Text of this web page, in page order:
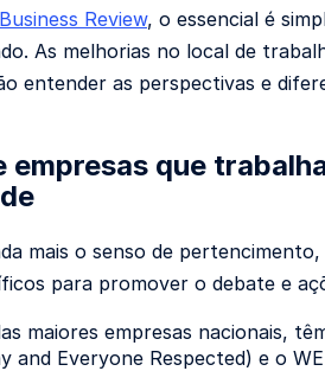
Review, o essencial é
As melhorias no local de
entender as perspectivas e
empresas que
mais o senso de pertencimento,
para promover o debate e
maiores empresas nacionais,
and Everyone Respected) e o